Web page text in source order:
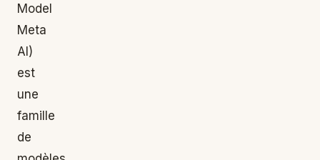
Model
Meta
AI)
est
une
famille
de